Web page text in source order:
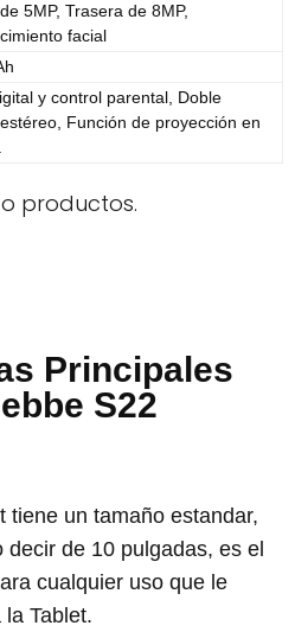
5MP, Trasera de 8MP,
facial
y control parental, Doble
Función de proyección en
productos.
Principales
S22
tiene un tamaño estandar,
de 10 pulgadas, es el
cualquier uso que le
Tablet.